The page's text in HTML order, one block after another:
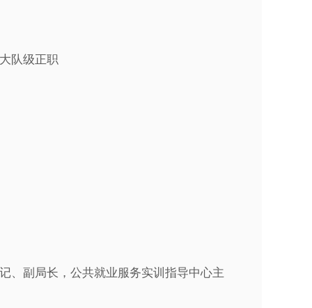
队级正职
副局长，公共就业服务实训指导中心主